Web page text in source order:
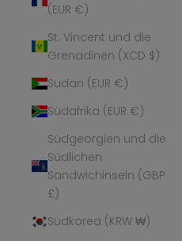
(EUR €)
St. Vincent und die
Grenadinen (XCD $)
Sudan (EUR €)
Südafrika (EUR €)
Südgeorgien und die
Südlichen
Sandwichinseln (GBP
£)
Südkorea (KRW ₩)